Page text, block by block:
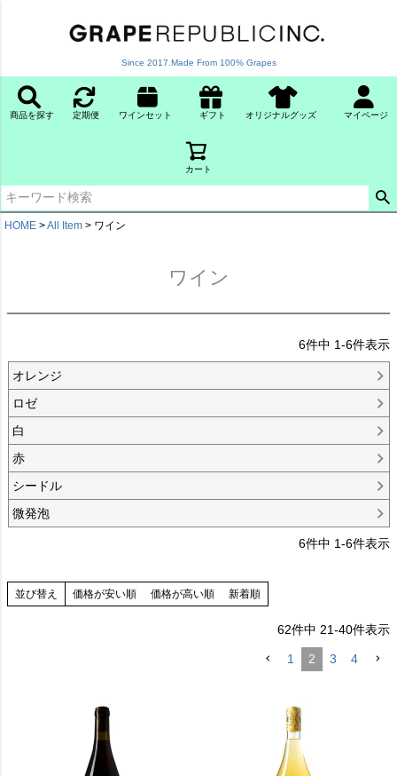
Since 2017.Made From 100% Grapes
商品を探す 定期便 ワインセット ギフト オリジナルグッズ マイページ
カート
HOME All Item ワイン
ワイン
6件中 1-6件表示
オレンジ
ロゼ
白
赤
シードル
微発泡
6件中 1-6件表示
並び替え 価格が安い順 価格が高い順 新着順
62件中 21-40件表示
1 2 3 4